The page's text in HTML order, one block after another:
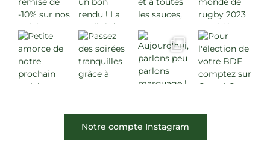
Notre compte Instagram